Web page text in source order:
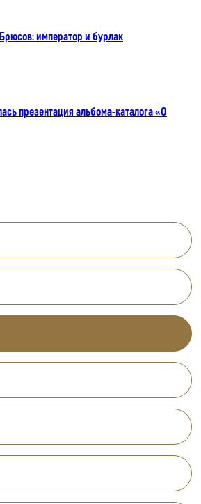
император и бурлак
презентация альбома-каталога «О